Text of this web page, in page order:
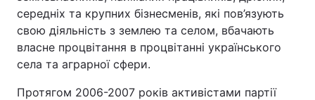
Лонгріди
Відео з Youtube Статті
середніх та крупних бізнесменів, які пов’язують
свою діяльність з землею та селом, вбачають
власне процвітання в процвітанні українського
села та аграрної сфери.
Протягом 2006-2007 років активістами партії